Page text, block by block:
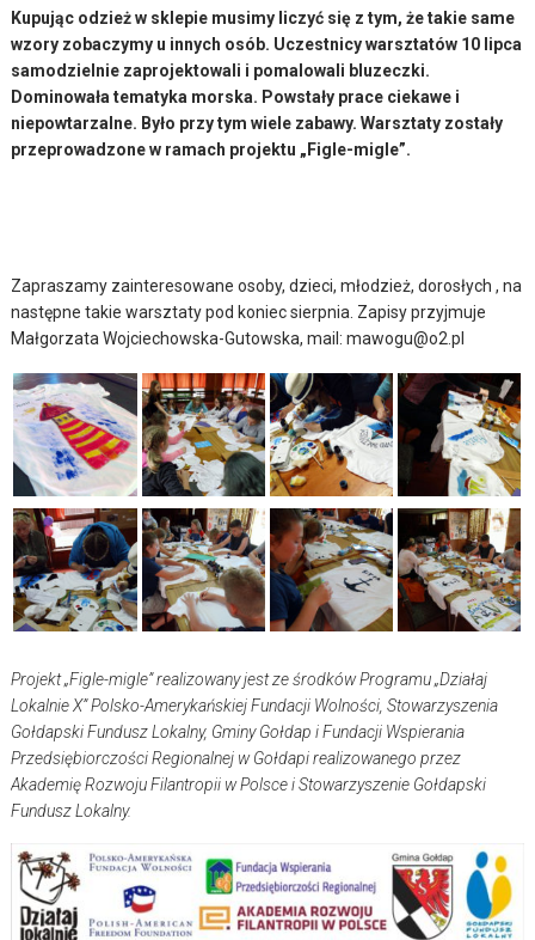
Kupując odzież w sklepie musimy liczyć się z tym, że takie same
wzory zobaczymy u innych osób. Uczestnicy warsztatów 10 lipca
samodzielnie zaprojektowali i pomalowali bluzeczki.
Dominowała tematyka morska. Powstały prace ciekawe i
niepowtarzalne. Było przy tym wiele zabawy. Warsztaty zostały
przeprowadzone w ramach projektu „Figle-migle”.
Zapraszamy zainteresowane osoby, dzieci, młodzież, dorosłych , na
następne takie warsztaty pod koniec sierpnia. Zapisy przyjmuje
Małgorzata Wojciechowska-Gutowska, mail: mawogu@o2.pl
Projekt „Figle-migle” realizowany jest ze środków Programu „Działaj
Lokalnie X” Polsko-Amerykańskiej Fundacji Wolności, Stowarzyszenia
Gołdapski Fundusz Lokalny, Gminy Gołdap i Fundacji Wspierania
Przedsiębiorczości Regionalnej w Gołdapi realizowanego przez
Akademię Rozwoju Filantropii w Polsce i Stowarzyszenie Gołdapski
Fundusz Lokalny.